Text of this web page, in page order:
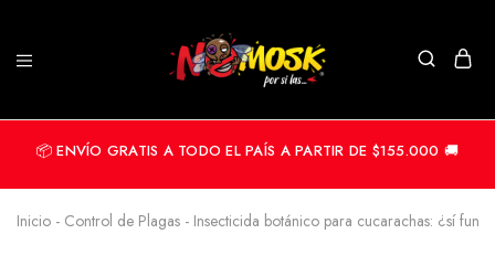
📦 ENVÍO GRATIS A TODO EL PAÍS A PARTIR DE $155.000 🚚
Inicio - Control de Plagas - Insecticida botánico para cucarachas: ¿sí